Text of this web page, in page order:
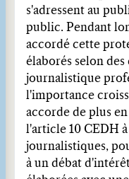
s'adressent au
public. Pendant
accordé cette
élaborés selon
journalistique
l'importance
accorde de plus
l'article 10 CEDH
journalistiques,
à un débat